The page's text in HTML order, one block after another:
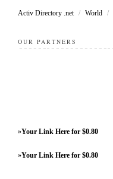
Activ Directory .net / World /
OUR PARTNERS
»Your Link Here for $0.80
»Your Link Here for $0.80